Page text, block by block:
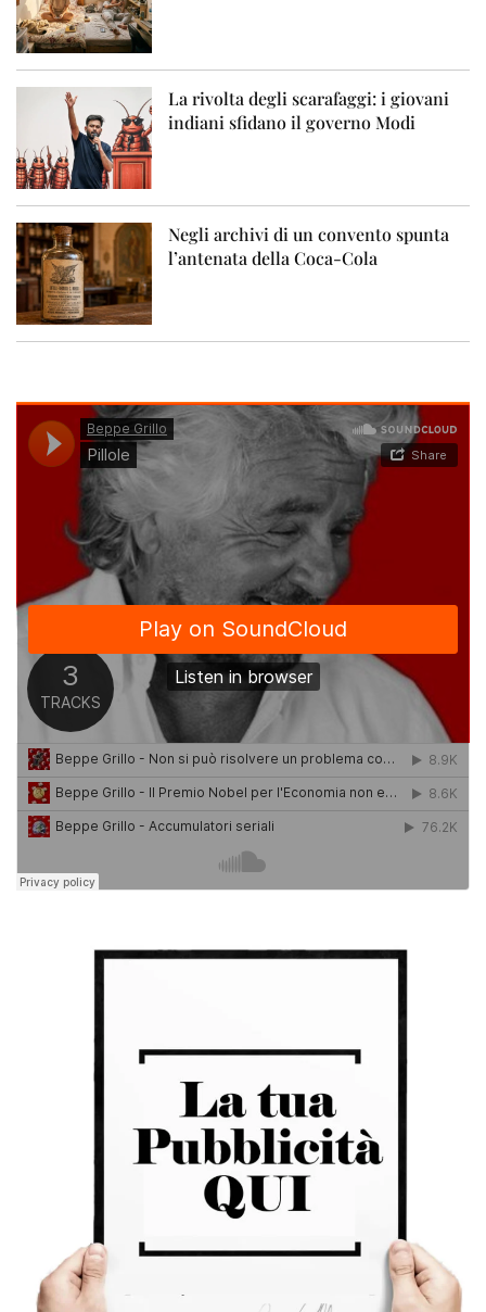
La rivolta degli scarafaggi: i giovani
indiani sfidano il governo Modi
Negli archivi di un convento spunta
l’antenata della Coca-Cola